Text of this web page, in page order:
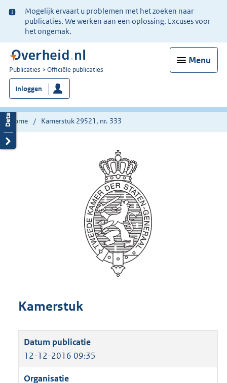
Ter
informatie:
Mogelijk ervaart u problemen met het zoeken naar
publicaties. We werken aan een oplossing. Excuses voor
het ongemak.
Menu
U
bent
nu
hier:
Publicaties Officiële publicaties
Inloggen
Home Kamerstuk 29521, nr. 333
Kamerstuk
12-12-2016 09:35